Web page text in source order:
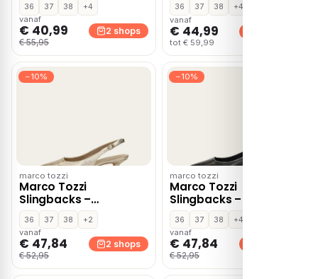
36 37 38
+4
vanaf
€ 40,99
€ 55,95
2 shops
36 37 38
+4
vanaf
€ 44,99
tot € 59,99
−10%
marco tozzi
Marco Tozzi
Slingbacks –
Goudkleur
36 37 38
+2
vanaf
€ 47,84
€ 52,95
2 shops
−10%
marco tozzi
Marco Tozzi
Slingbacks – Zwart
36 37 38
+4
vanaf
€ 47,84
€ 52,95